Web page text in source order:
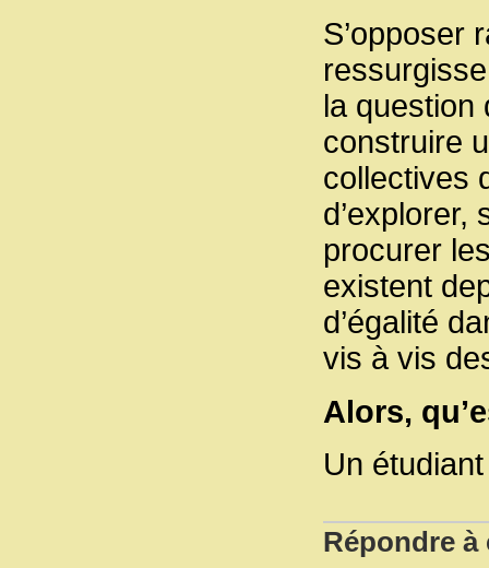
S’opposer
la question
construire
collectives
d’explorer,
procurer
existent
d’égalité
vis à vis
Alors,
Un
Répondre à